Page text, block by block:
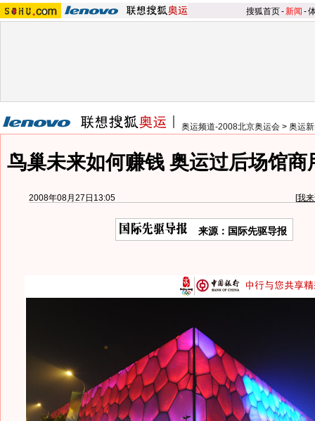
搜狐首页-新闻 -
奥运频道-2008北京奥运会 > 奥运
鸟巢未来如何赚钱 奥运过后场馆商
2008年08月27日13:05 [我
来源：国际先驱导报